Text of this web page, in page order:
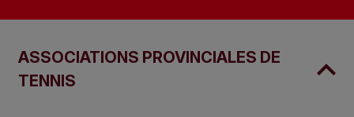
ASSOCIATIONS PROVINCIALES DE
TENNIS